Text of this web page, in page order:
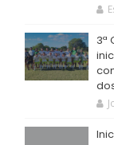
3ª